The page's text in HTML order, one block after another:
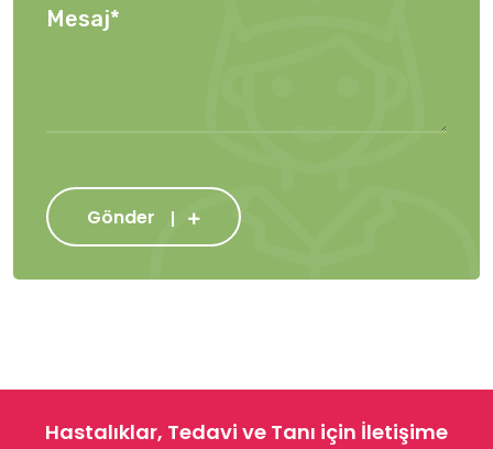
Gönder
Hastalıklar, Tedavi ve Tanı için İletişime